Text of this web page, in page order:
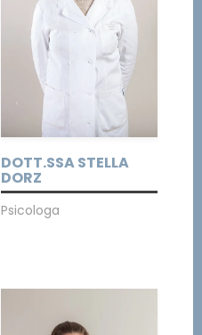
DOTT.SSA STELLA
DORZ
Psicologa